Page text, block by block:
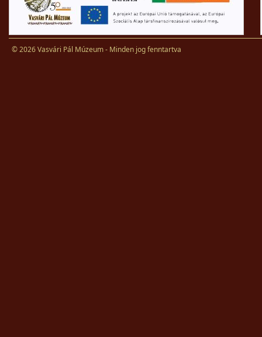
© 2026 Vasvári Pál Múzeum - Minden jog fenntartva